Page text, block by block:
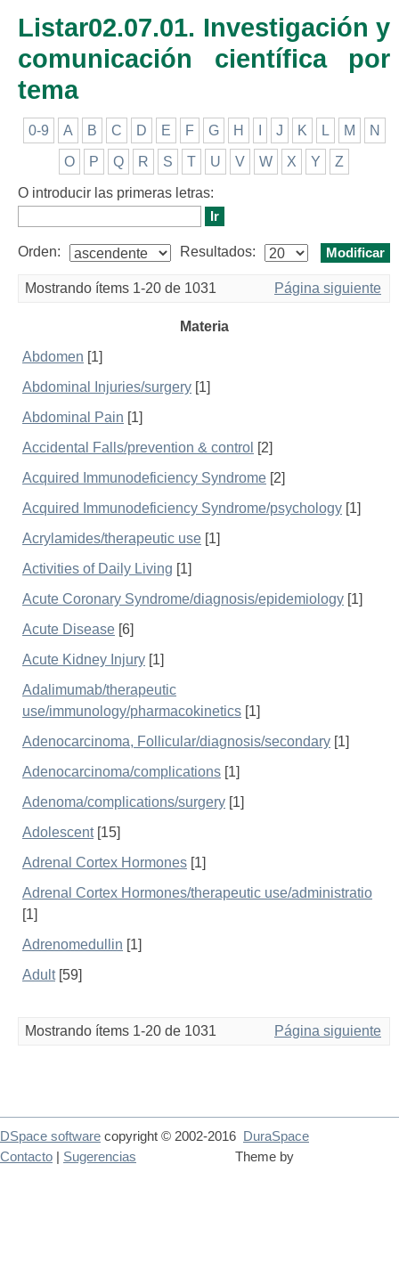
Listar02.07.01. Investigación y
comunicación científica por
tema
0-9 A B C D E F G H J K L M N
O P Q R S T U V W X Y Z
O introducir las primeras letras:
Orden: Resultados:
Mostrando ítems 1-20 de 1031 Página siguiente
Materia
Abdomen [1]
Abdominal Injuries/surgery [1]
Abdominal Pain [1]
Accidental Falls/prevention & control [2]
Acquired Immunodeficiency Syndrome [2]
Acquired Immunodeficiency Syndrome/psychology [1]
Acrylamides/therapeutic use [1]
Activities of Daily Living [1]
Acute Coronary Syndrome/diagnosis/epidemiology [1]
Acute Disease [6]
Acute Kidney Injury [1]
Adalimumab/therapeutic
use/immunology/pharmacokinetics [1]
Adenocarcinoma, Follicular/diagnosis/secondary [1]
Adenocarcinoma/complications [1]
Adenoma/complications/surgery [1]
Adolescent[15]
Adrenal Cortex Hormones [1]
Adrenal Cortex Hormones/therapeutic use/administratio
[1]
Adrenomedullin [1]
Adult[59]
Mostrando ítems 1-20 de 1031 Página siguiente
DSpace software copyright © 2002-2016
DuraSpace
Theme by
Contacto Sugerencias